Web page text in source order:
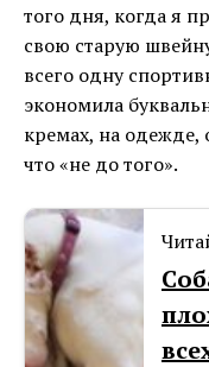
того дня, когда я
свою старую
всего одну
экономила
кремах, на одежде,
что «не до того».